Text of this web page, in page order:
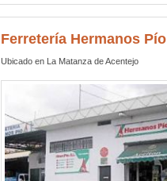
Ferretería Hermanos Pío
Ubicado en La Matanza de Acentejo